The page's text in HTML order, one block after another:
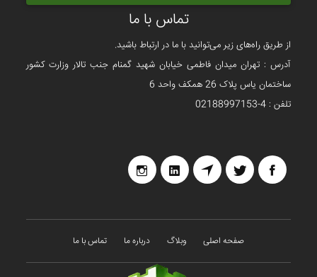
تماس با ما
از طریق راه‌های زیر می‌توانید با ما در ارتباط باشید.
آدرس : تهران میدان فاطمی خیابان شهید گمنام جنب تالار وزارت کشور
ساختمان یاس پلاک 26 همکف واحد 6
تلفن : 4-02188997153
تماس با ما درباره ما وبلاگ صفحه اصلی